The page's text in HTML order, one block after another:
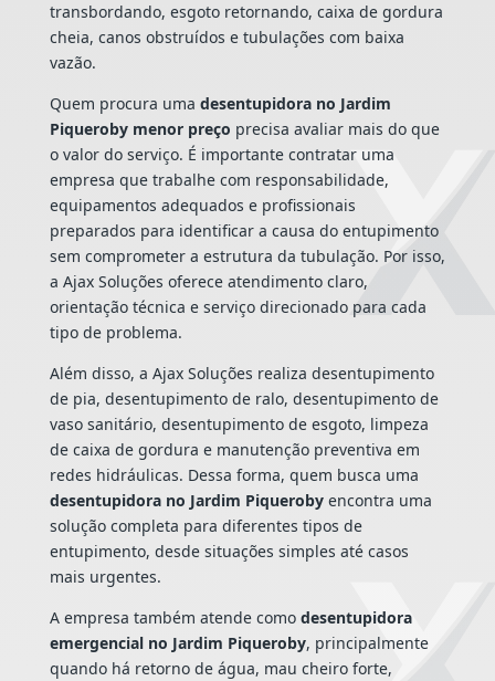
transbordando, esgoto retornando, caixa de gordura
cheia, canos obstruídos e tubulações com baixa
vazão.
Quem procura uma desentupidora no Jardim
Piqueroby menor preço precisa avaliar mais do que
o valor do serviço. É importante contratar uma
empresa que trabalhe com responsabilidade,
equipamentos adequados e profissionais
preparados para identificar a causa do entupimento
sem comprometer a estrutura da tubulação. Por isso,
a Ajax Soluções oferece atendimento claro,
orientação técnica e serviço direcionado para cada
tipo de problema.
Além disso, a Ajax Soluções realiza desentupimento
de pia, desentupimento de ralo, desentupimento de
vaso sanitário, desentupimento de esgoto, limpeza
de caixa de gordura e manutenção preventiva em
redes hidráulicas. Dessa forma, quem busca uma
desentupidora no Jardim Piquerobyencontra uma
solução completa para diferentes tipos de
entupimento, desde situações simples até casos
mais urgentes.
A empresa também atende como desentupidora
emergencial no Jardim Piqueroby, principalmente
quando há retorno de água, mau cheiro forte,